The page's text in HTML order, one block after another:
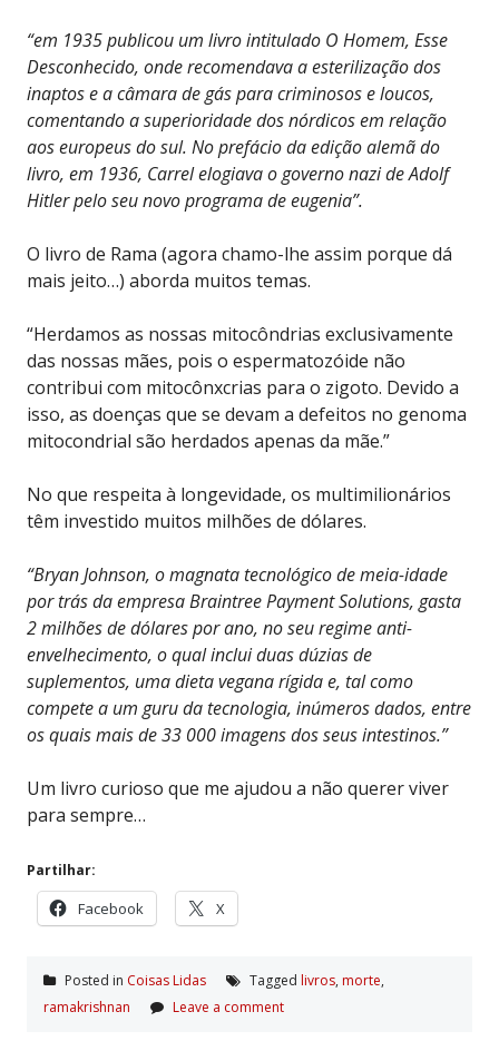
“em 1935 publicou um livro intitulado O Homem, Esse
Desconhecido, onde recomendava a esterilização dos
inaptos e a câmara de gás para criminosos e loucos,
comentando a superioridade dos nórdicos em relação
aos europeus do sul. No prefácio da edição alemã do
livro, em 1936, Carrel elogiava o governo nazi de Adolf
Hitler pelo seu novo programa de eugenia”.
O livro de Rama (agora chamo-lhe assim porque dá
mais jeito…) aborda muitos temas.
“Herdamos as nossas mitocôndrias exclusivamente
das nossas mães, pois o espermatozóide não
contribui com mitocônxcrias para o zigoto. Devido a
isso, as doenças que se devam a defeitos no genoma
mitocondrial são herdados apenas da mãe.”
No que respeita à longevidade, os multimilionários
têm investido muitos milhões de dólares.
“Bryan Johnson, o magnata tecnológico de meia-idade
por trás da empresa Braintree Payment Solutions, gasta
2 milhões de dólares por ano, no seu regime anti-
envelhecimento, o qual inclui duas dúzias de
suplementos, uma dieta vegana rígida e, tal como
compete a um guru da tecnologia, inúmeros dados, entre
os quais mais de 33 000 imagens dos seus intestinos.”
Um livro curioso que me ajudou a não querer viver
para sempre…
Partilhar:
Facebook X
Posted in Coisas Lidas Tagged livros, morte,
ramakrishnan
Leave a comment